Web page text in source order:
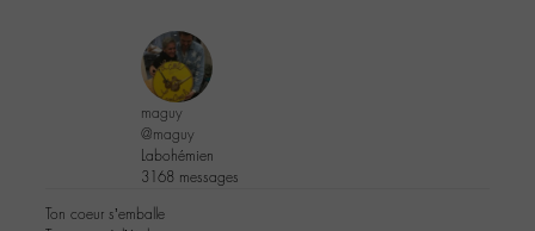
maguy
@maguy
Labohémien
3168 messages
Ton coeur s’emballe